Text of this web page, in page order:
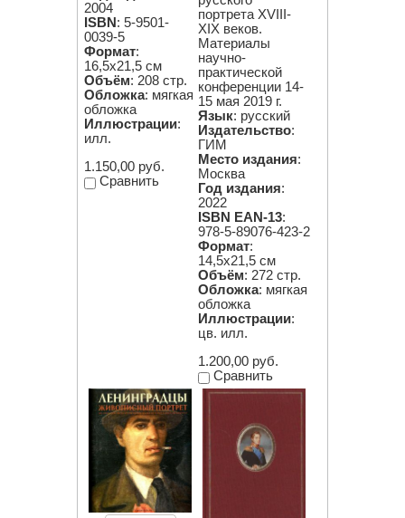
2004
ISBN : 5-9501-
0039-5
Формат:
16,5х21,5 см
Объём: 208 стр.
Обложка: мягкая
обложка
Иллюстрации:
илл.
1.150,00 руб.
Сравнить
портрета XVIII-
XIX веков.
Материалы
научно-
практической
конференции 14-
15 мая 2019 г.
Язык: русский
Издательство:
ГИМ
Место издания:
Москва
Год издания:
2022
ISBN EAN-13:
978-5-89076-423-2
Формат:
14,5х21,5 см
Объём: 272 стр.
Обложка: мягкая
обложка
Иллюстрации:
цв. илл.
1.200,00 руб.
Сравнить